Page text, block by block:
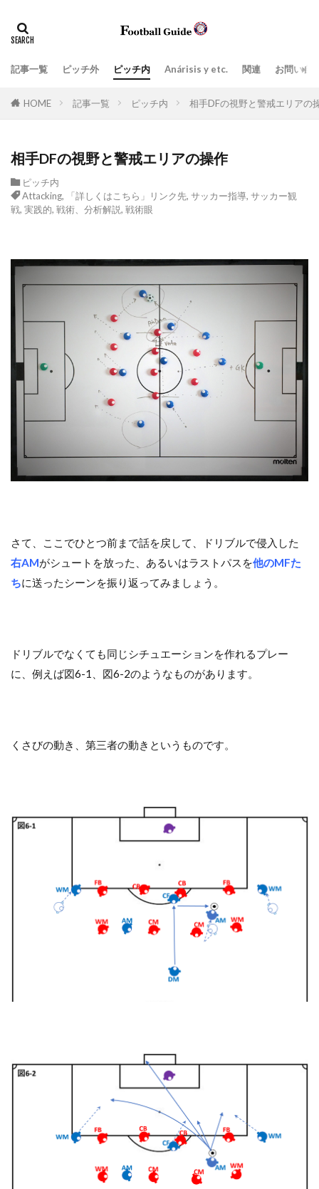
記事一覧 ピッチ外 ピッチ内 Anárisis y etc. 関連 お問い合
HOME 記事一覧 ピッチ内 相手DFの視野と警戒エリアの
相手DFの視野と警戒エリアの操作
ピッチ内
Attacking, 「詳しくはこちら」リンク先, サッカー指導, サッカー観
戦, 実践的, 戦術、分析解説, 戦術眼
さて、ここでひとつ前まで話を戻して、ドリブルで侵入した
右AMがシュートを放った、あるいはラストパスを他のMFた
ちに送ったシーンを振り返ってみましょう。
ドリブルでなくても同じシチュエーションを作れるプレー
に、例えば図6-1、図6-2のようなものがあります。
くさびの動き、第三者の動きというものです。
指導現場
ペネトレーション
場面の切り取り方によって見えてくるもの
学び
実践的
密集エリアでのポゼッションと適切なタイミングの前進
ビルドアップ阻止
教育
日常生活
日本スタイル
目標達成のツール
組織運営
プレッシングとリトリート(後退)の取り扱い方
Balón parado
Contra la salida de balón
Defending
entrenamiento
GK､DFからのプレー
Individual
Salida de balón
Tiro libre
Transición negativa
Transición positiva
Zona de defensa
ディープビルドアップ
「詳しくはこちら」リンク先
「選手の特徴」の活用法
アタッキングサード
コミュニケーション
サッカー分析
検索